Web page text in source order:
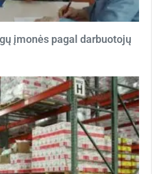
įmonės pagal darbuotojų